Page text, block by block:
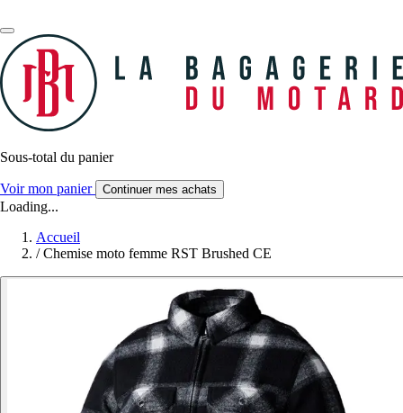
Sous-total du panier
Voir mon panier Continuer mes achats
Loading...
Accueil
/ Chemise moto femme RST Brushed CE